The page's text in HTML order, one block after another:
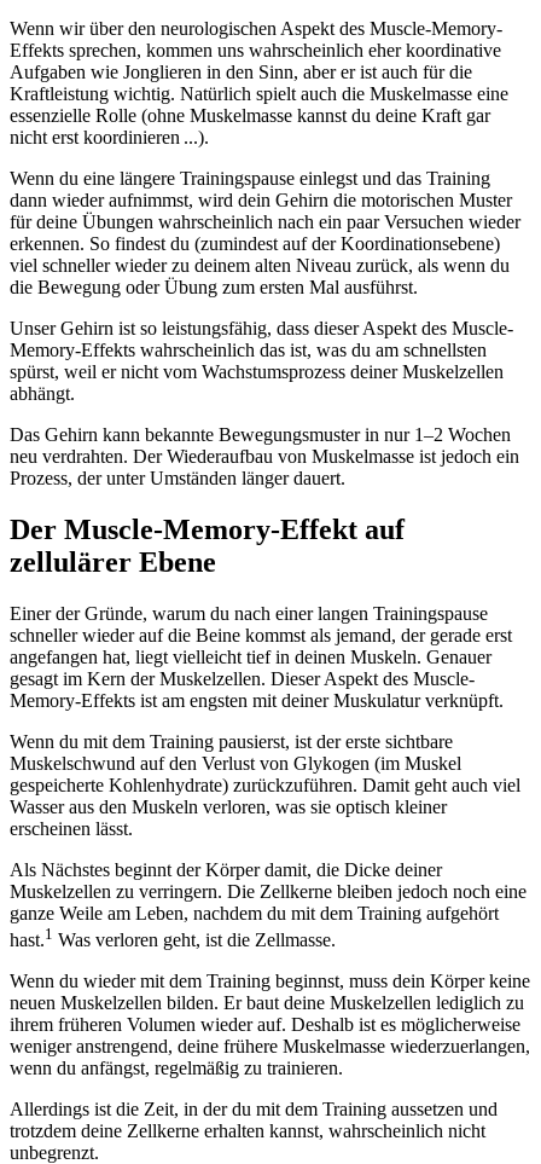
Wenn wir über den neurologischen Aspekt des Muscle-Memory-
Effekts sprechen, kommen uns wahrscheinlich eher koordinative
Aufgaben wie Jonglieren in den Sinn, aber er ist auch für die
Kraftleistung wichtig. Natürlich spielt auch die Muskelmasse eine
essenzielle Rolle (ohne Muskelmasse kannst du deine Kraft gar
nicht erst koordinieren ...).
Wenn du eine längere Trainingspause einlegst und das Training
dann wieder aufnimmst, wird dein Gehirn die motorischen Muster
für deine Übungen wahrscheinlich nach ein paar Versuchen wieder
erkennen. So findest du (zumindest auf der Koordinationsebene)
viel schneller wieder zu deinem alten Niveau zurück, als wenn du
die Bewegung oder Übung zum ersten Mal ausführst.
Unser Gehirn ist so leistungsfähig, dass dieser Aspekt des Muscle-
Memory-Effekts wahrscheinlich das ist, was du am schnellsten
spürst, weil er nicht vom Wachstumsprozess deiner Muskelzellen
abhängt.
Das Gehirn kann bekannte Bewegungsmuster in nur 1–2 Wochen
neu verdrahten. Der Wiederaufbau von Muskelmasse ist jedoch ein
Prozess, der unter Umständen länger dauert.
Der Muscle-Memory-Effekt auf
zellulärer Ebene
Einer der Gründe, warum du nach einer langen Trainingspause
schneller wieder auf die Beine kommst als jemand, der gerade erst
angefangen hat, liegt vielleicht tief in deinen Muskeln. Genauer
gesagt im Kern der Muskelzellen. Dieser Aspekt des Muscle-
Memory-Effekts ist am engsten mit deiner Muskulatur verknüpft.
Wenn du mit dem Training pausierst, ist der erste sichtbare
Muskelschwund auf den Verlust von Glykogen (im Muskel
gespeicherte Kohlenhydrate) zurückzuführen. Damit geht auch viel
Wasser aus den Muskeln verloren, was sie optisch kleiner
erscheinen lässt.
Als Nächstes beginnt der Körper damit, die Dicke deiner
Muskelzellen zu verringern. Die Zellkerne bleiben jedoch noch eine
ganze Weile am Leben, nachdem du mit dem Training aufgehört
hast.1 Was verloren geht, ist die Zellmasse.
Wenn du wieder mit dem Training beginnst, muss dein Körper keine
neuen Muskelzellen bilden. Er baut deine Muskelzellen lediglich zu
ihrem früheren Volumen wieder auf. Deshalb ist es möglicherweise
weniger anstrengend, deine frühere Muskelmasse wiederzuerlangen,
wenn du anfängst, regelmäßig zu trainieren.
Allerdings ist die Zeit, in der du mit dem Training aussetzen und
trotzdem deine Zellkerne erhalten kannst, wahrscheinlich nicht
unbegrenzt.